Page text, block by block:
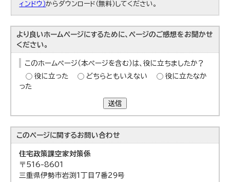
ィンドウ）からダウンロード（無料）してください。
より良いホームページにするために、ページのご感想をお聞かせ
ください。
このホームページ（本ページを含む）は、役に立ちましたか？
役に立った
どちらともいえない
役に立たなか
った
送信
このページに関するお問い合わせ
住宅政策課空家対策係
〒516-8601
三重県伊勢市岩渕1丁目7番29号